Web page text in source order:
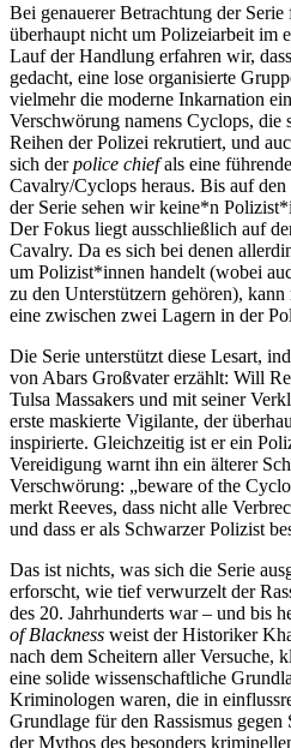
Bei genauerer Betrachtung der
überhaupt nicht um Polizeiarbeit im
Lauf der Handlung erfahren wir,
gedacht, eine lose organisierte
vielmehr die moderne Inkarnation
Verschwörung namens Cyclops, die
Reihen der Polizei rekrutiert, und
sich derpolice chiefals eine
Cavalry/Cyclops heraus. Bis auf
der Serie sehen wir keine*n
Der Fokus liegt ausschließlich auf
Cavalry. Da es sich bei denen
um Polizist*innen handelt (wobei
zu den Unterstützern gehören),
eine zwischen zwei Lagern in der
Die Serie unterstützt diese Lesart,
von Abars Großvater erzählt: Will
Tulsa Massakers und mit seiner
erste maskierte Vigilante, der
inspirierte. Gleichzeitig ist er ein
Vereidigung warnt ihn ein älterer
Verschwörung: „beware of the
merkt Reeves, dass nicht alle
und dass er als Schwarzer Polizist
Das ist nichts, was sich die Serie
erforscht, wie tief verwurzelt der
des 20. Jahrhunderts war – und bis
of Blackness weist der Historiker
nach dem Scheitern aller Versuche,
eine solide wissenschaftliche
Kriminologen waren, die in
Grundlage für den Rassismus
der Mythos des besonders